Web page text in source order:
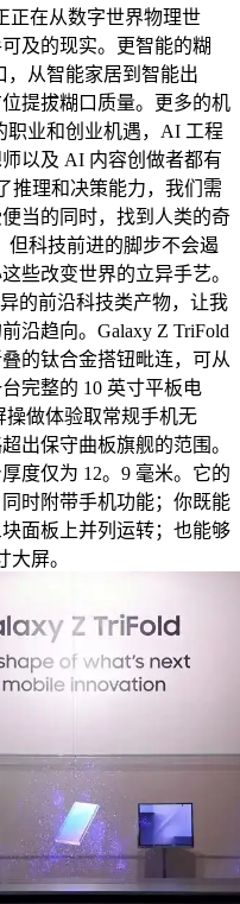
正在从数字世界物理世
及的现实。更智能的糊
，从智能家居到智能出
提拔糊口质量。更多的机
业和创业机遇，AI 工程
以及 AI 内容创做者都有
推理和决策能力，我们需
当的同时，找到人类的奇
但科技前进的脚步不会遏
些改变世界的立异手艺。
的前沿科技类产物，让我
沿趋向。Galaxy Z TriFold
的钛合金搭钮毗连，可从
完整的 10 英寸平板电
操做体验取常规手机无
出保守曲板旗舰的范围。
度仅为 12。9 毫米。它的
时附带手机功能；你既能
面板上并列运转；也能够
屏。